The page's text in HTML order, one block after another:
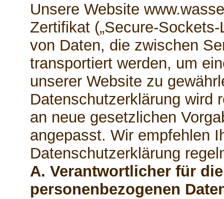
Unsere Website
Zertifikat („Secure-
von Daten, die zwischen
transportiert werden, um
unserer Website zu
Datenschutzerklärung wird
an neue gesetzlichen
angepasst. Wir empfehlen
Datenschutzerklärung
A. Verantwortlicher für
personenbezogenen